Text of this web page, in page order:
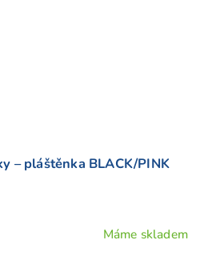
– pláštěnka BLACK/PINK
Máme skladem